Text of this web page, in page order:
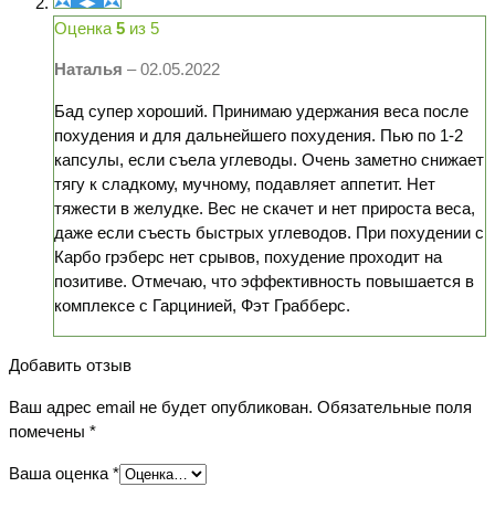
Оценка 5 из 5
Наталья – 02.05.2022
Бад супер хороший. Принимаю удержания веса после
похудения и для дальнейшего похудения. Пью по 1-2
капсулы, если съела углеводы. Очень заметно снижает
тягу к сладкому, мучному, подавляет аппетит. Нет
тяжести в желудке. Вес не скачет и нет прироста веса,
даже если съесть быстрых углеводов. При похудении с
Карбо грэберс нет срывов, похудение проходит на
позитиве. Отмечаю, что эффективность повышается в
комплексе с Гарцинией, Фэт Грабберс.
Добавить отзыв
Ваш адрес email не будет опубликован. Обязательные поля
помечены *
Ваша оценка *